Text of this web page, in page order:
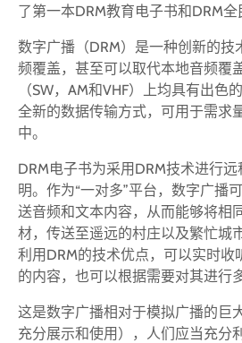
了第一本DRM教育电子书和DRM全
数字广播（DRM）是一种创新的技
频覆盖，甚至可以取代本地音频覆
（SW，AM和VHF）上均具有出色
全新的数据传输方式，可用于需求
中。
DRM电子书为采用DRM技术进行
明。作为“一对多”平台，数字广播
送音频和文本内容，从而能够将相
材，传送至遥远的村庄以及繁忙城
利用DRM的技术优点，可以实时收
的内容，也可以根据需要对其进行
这是数字广播相对于模拟广播的巨
充分展示和使用），人们应当充分